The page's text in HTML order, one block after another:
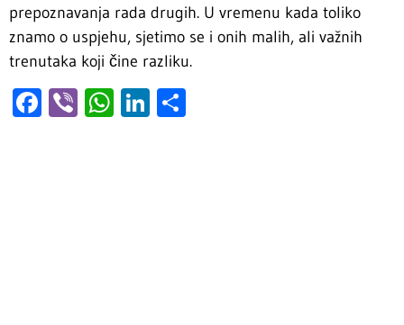
prepoznavanja rada drugih. U vremenu kada toliko
znamo o uspjehu, sjetimo se i onih malih, ali važnih
trenutaka koji čine razliku.
Facebook
ViberWhatsApp
LinkedIn